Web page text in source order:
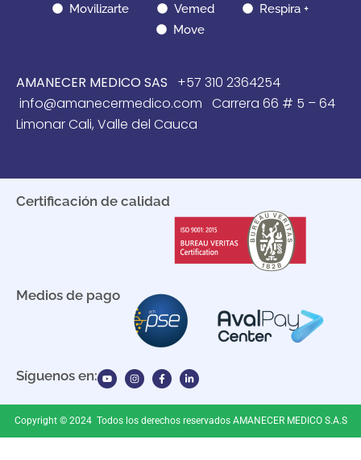
Movilizarte
Vemed
Respira +
Move
AMANECER MEDICO SAS +57 310 2364254
info@amanecermedico.com Carrera 66 # 5 – 64
Limonar Cali, Valle del Cauca
Certificación de calidad
Medios de pago
Síguenos en:
Copyright © 2024 Todos los derechos reservados AMANECER MEDICO S.A.S